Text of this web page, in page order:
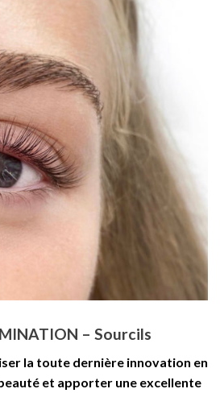
– Sourcils
la toute dernière innovation en
et apporter une excellente